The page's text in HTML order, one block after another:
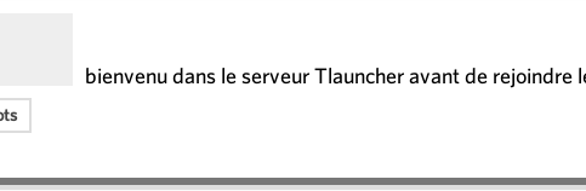
bienvenu dans le serveur Tlauncher avant de rejoindre